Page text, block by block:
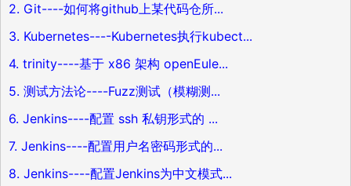
2. Git----如何将github上某代码仓所...
3. Kubernetes----Kubernetes执行kubect...
4. trinity----基于 x86 架构 openEule...
5. 测试方法论----Fuzz测试（模糊测...
6. Jenkins----配置 ssh 私钥形式的 ...
7. Jenkins----配置用户名密码形式的...
8. Jenkins----配置Jenkins为中文模式...